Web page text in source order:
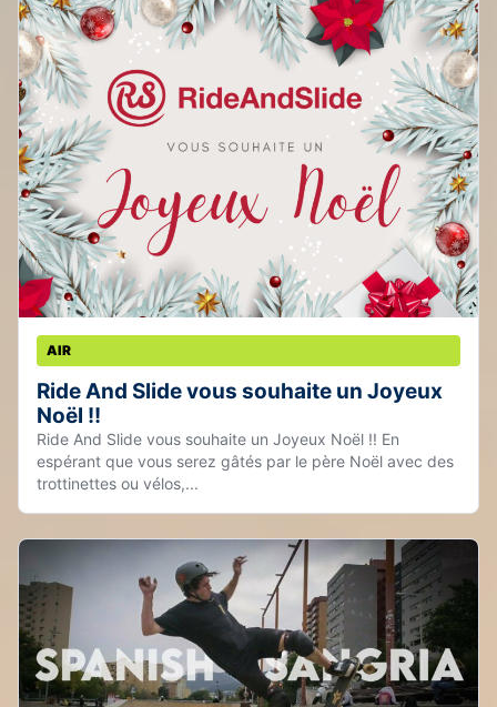
AIR
Ride And Slide vous souhaite un Joyeux
Noël !!
Ride And Slide vous souhaite un Joyeux Noël !! En
espérant que vous serez gâtés par le père Noël avec des
trottinettes ou vélos,...